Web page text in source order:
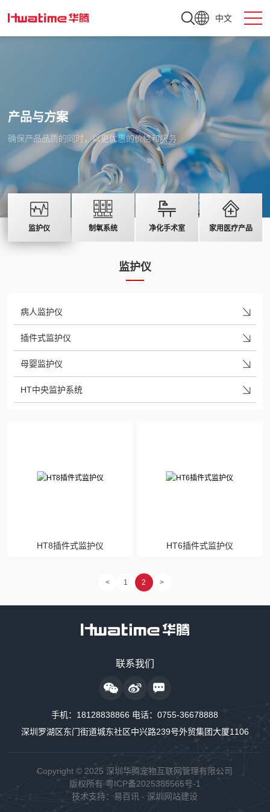
中文
产品与方案
确保产品品质的同时，以更优惠的价格和服务
监护仪 制氧系统 净化手术室 家用医疗产品
监护仪
病人监护仪
插件式监护仪
母婴监护仪
HT中央监护系统
HT8插件式监护仪 HT6插件式监护仪
< 1 2 >
联系我们
手机： 18128838866 电话：0755-36678888
深圳罗湖区东门街道城东社区中兴路239号外贸集团大厦1106
Copyright © 2025 深圳华腾宠物互联网管理有限公司
版权所有 粤ICP备2025385565号-1
技术支持： 易百讯 - 深圳网站建设
18128838889
24小时供氧系统售后服务
18128838848